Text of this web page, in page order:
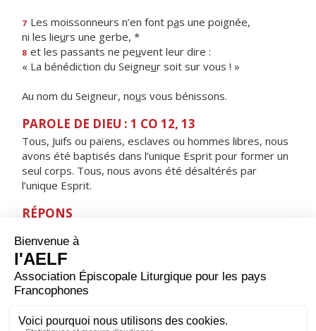
7 Les moissonneurs n’en font pas une poignée,
ni les lieurs une gerbe, *
8 et les passants ne peuvent leur dire :
« La bénédiction du Seigneur soit sur vous ! »
Au nom du Seigneur, nous vous bénissons.
PAROLE DE DIEU : 1 CO 12, 13
Tous, Juifs ou païens, esclaves ou hommes libres, nous
avons été baptisés dans l’unique Esprit pour former un
seul corps. Tous, nous avons été désaltérés par
l’unique Esprit.
RÉPONS
il est apparu à Simon, alléluia.
ORAISON
Dieu qui relèves la nature humaine bien au-dessus de
ton amour : maintiens dans ta bénédiction ceux que tu